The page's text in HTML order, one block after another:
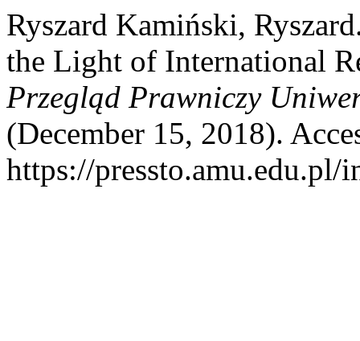
Ryszard Kamiński,
the Light of International
Przegląd Prawniczy
(December 15, 2018).
https://